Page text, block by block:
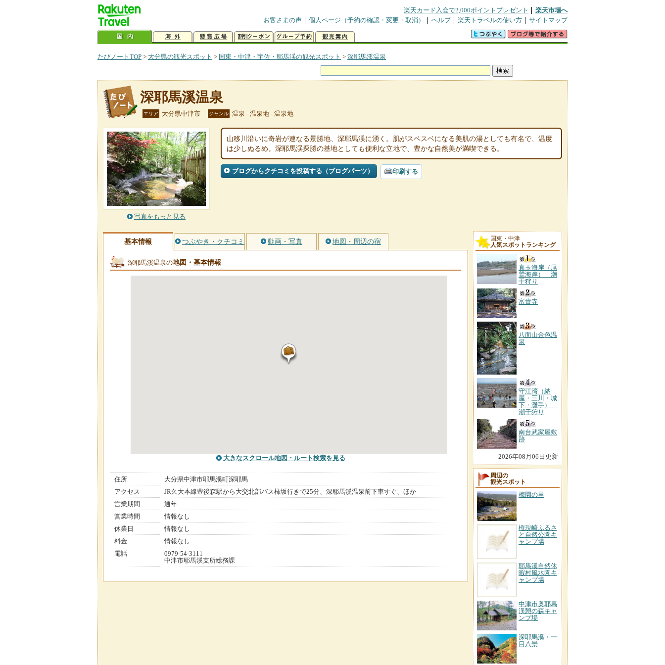
楽天カード入会で2,000ポイントプレゼント
楽天市場へ
お客さまの声
個人ページ（予約の確認・変更・取消） ヘルプ 楽天トラベルの使い方 サイトマップ
たびノートTOP > 大分県の観光スポット > 国東・中津・宇佐・耶馬渓の観光スポット > 深耶馬溪温泉
深耶馬溪温泉
エリア 大分県中津市 ジャンル 温泉 - 温泉地 - 温泉地
写真をもっと見る
山移川沿いに奇岩が連なる景勝地、深耶馬渓に湧く。肌がスベスベになる美肌の湯としても有名で、温度
は少しぬるめ。深耶馬渓探勝の基地としても便利な立地で、豊かな自然美が満喫できる。
ブログからクチコミを投稿する（ブログパーツ） 印刷する
基本情報 つぶやき・クチコミ 動画・写真 地図・周辺の宿
深耶馬溪温泉の地図・基本情報
大きなスクロール地図 ・ルート検索を見る
住所
大分県中津市耶馬溪町深耶馬
アクセス
JR久大本線豊後森駅から大交北部バス柿坂行きで25分、深耶馬溪温泉前下車すぐ、ほか
営業期間
通年
営業時間
情報なし
休業日
情報なし
料金
情報なし
電話
0979-54-3111
中津市耶馬溪支所総務課
国東・中津
人気スポットランキング
真玉海岸（尾
鷲海岸） 潮
干狩り
富貴寺
八面山金色温
泉
守江湾（納
屋・三川・城
下・灘手）
潮干狩り
南台武家屋敷
跡
2026年08月06日更新
周辺の
観光スポット
梅園の里
権現崎ふるさ
と自然公園キ
ャンプ場
耶馬溪自然休
暇村風水園キ
ャンプ場
中津市奥耶馬
渓憩の森キャ
ンプ場
深耶馬溪・一
目八景